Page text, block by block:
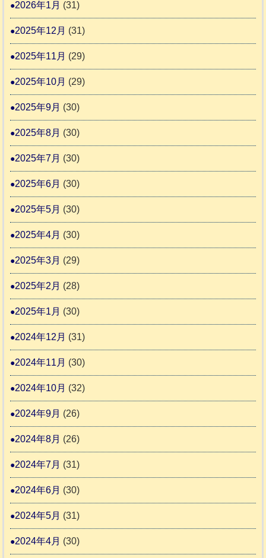
2026年1月 (31)
2025年12月 (31)
2025年11月 (29)
2025年10月 (29)
2025年9月 (30)
2025年8月 (30)
2025年7月 (30)
2025年6月 (30)
2025年5月 (30)
2025年4月 (30)
2025年3月 (29)
2025年2月 (28)
2025年1月 (30)
2024年12月 (31)
2024年11月 (30)
2024年10月 (32)
2024年9月 (26)
2024年8月 (26)
2024年7月 (31)
2024年6月 (30)
2024年5月 (31)
2024年4月 (30)